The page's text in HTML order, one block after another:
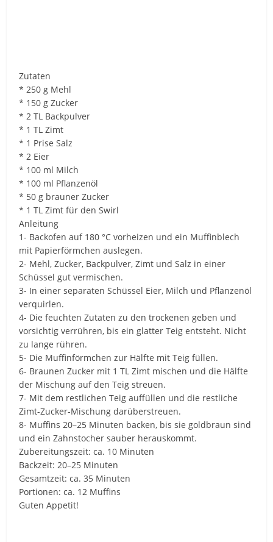
Zutaten
* 250 g Mehl
* 150 g Zucker
* 2 TL Backpulver
* 1 TL Zimt
* 1 Prise Salz
* 2 Eier
* 100 ml Milch
* 100 ml Pflanzenöl
* 50 g brauner Zucker
* 1 TL Zimt für den Swirl
Anleitung
1- Backofen auf 180 °C vorheizen und ein Muffinblech
mit Papierförmchen auslegen.
2- Mehl, Zucker, Backpulver, Zimt und Salz in einer
Schüssel gut vermischen.
3- In einer separaten Schüssel Eier, Milch und Pflanzenöl
verquirlen.
4- Die feuchten Zutaten zu den trockenen geben und
vorsichtig verrühren, bis ein glatter Teig entsteht. Nicht
zu lange rühren.
5- Die Muffinförmchen zur Hälfte mit Teig füllen.
6- Braunen Zucker mit 1 TL Zimt mischen und die Hälfte
der Mischung auf den Teig streuen.
7- Mit dem restlichen Teig auffüllen und die restliche
Zimt-Zucker-Mischung darüberstreuen.
8- Muffins 20–25 Minuten backen, bis sie goldbraun sind
und ein Zahnstocher sauber herauskommt.
Zubereitungszeit: ca. 10 Minuten
Backzeit: 20–25 Minuten
Gesamtzeit: ca. 35 Minuten
Portionen: ca. 12 Muffins
Guten Appetit!